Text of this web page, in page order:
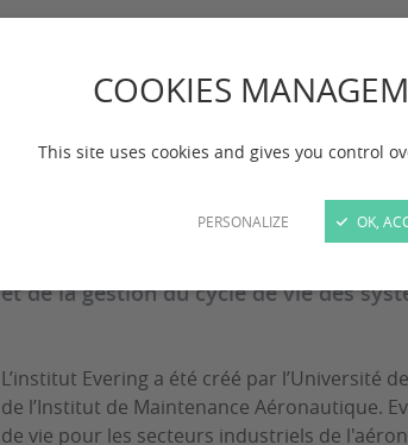
COOKIES
This site uses cookies and gives you control
PERSONALIZE OK,
Institut
Evering structure et développe l’offre
et de la gestion du cycle de vie des
L’institut Evering a été créé par l’Université
de l’Institut de Maintenance Aéronautique.
de vie pour les secteurs industriels de